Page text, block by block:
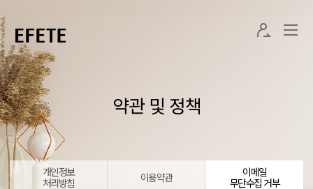
약관 및 정책
개인정보
처리방침
이용약관
이메일
무단수집 거부